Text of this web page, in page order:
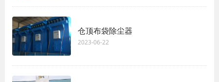
仓顶布袋除尘器
2023-06-22